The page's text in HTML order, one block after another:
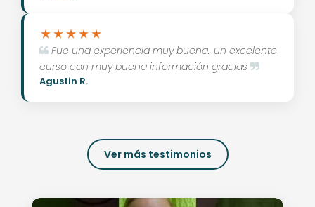
Fue una experiencia muy buena.. un excelente
curso con muy buena información gracias
Agustin R.
Ver más testimonios